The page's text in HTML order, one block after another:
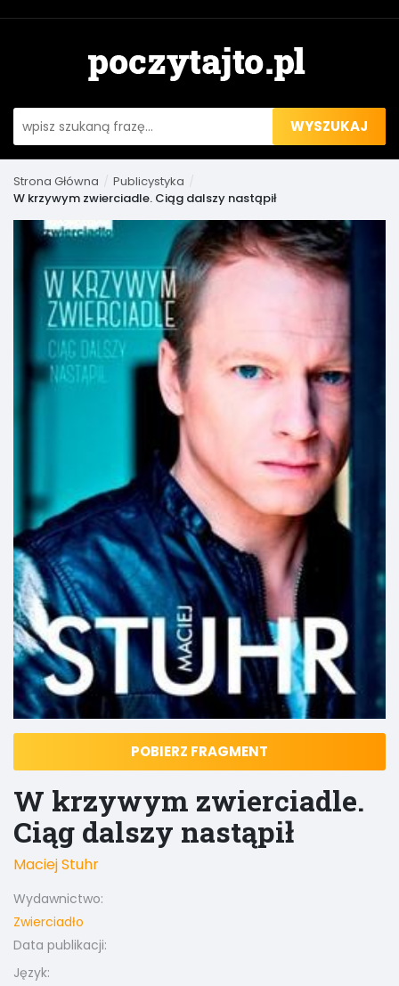
WYSZUKAJ
Strona Główna
Publicystyka
W krzywym zwierciadle. Ciąg dalszy nastąpił
POBIERZ FRAGMENT
W krzywym zwierciadle.
Ciąg dalszy nastąpił
Maciej Stuhr
Wydawnictwo:
Zwierciadło
Data publikacji:
Język: